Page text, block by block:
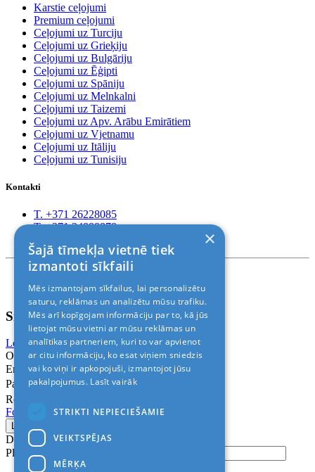
Karstie ceļojumi
Premium ceļojumi
Ceļojumi uz Turciju
Ceļojumi uz Grieķiju
Ceļojumi uz Bulgāriju
Ceļojumi uz Ēģipti
Ceļojumi uz Spāniju
Ceļojumi uz Melnkalni
Ceļojumi uz Taizemi
Ceļojumi uz Apv. Arābu Emirātiem
Ceļojumi uz Vjetnamu
Ceļojumi uz Itāliju
Ceļojumi uz Tunisiju
Kontakti
T. +371 26228085
T. +371 24888878
© 2011-2026> «ALANI SIA»
Sign In
Login with Facebook Login with Google
Or
Email
Password
Remember me
Forgot Password?
Don’t have an account?
Please confirm login email below
×
Šajā tīmekļa vietnē tiek
izmantoti sīkfaili
Mēs izmantojam sīkfailus, lai personalizētu
saturu, reklāmas un analizētu mūsu trafiku.
Mēs arī kopīgojam informāciju par to, kā jūs
lietojat mūsu vietni ar mūsu reklāmas un
analītikas partneriem, kuri to var apvienot
ar citu informāciju, ko esat viņiem sniedzis
vai ko viņi ir apkopojuši, izmantojot jūsu
pakalpojumus. Lasīt vairāk
STRIKTI NEPIECIEŠAMIE
VEIKTSPĒJAS
MĒRĶA